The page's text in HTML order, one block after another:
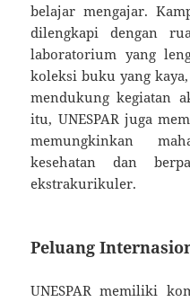
belajar mengajar.
dilengkapi dengan
laboratorium yang
koleksi buku yang
mendukung kegiatan
itu, UNESPAR juga
memungkinkan
kesehatan dan
ekstrakurikuler.
Peluang
UNESPAR memiliki